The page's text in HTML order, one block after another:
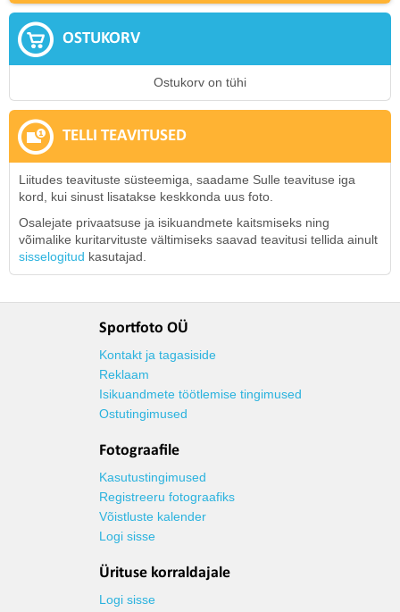
OSTUKORV
Ostukorv on tühi
TELLI TEAVITUSED
Liitudes teavituste süsteemiga, saadame Sulle teavituse iga
kord, kui sinust lisatakse keskkonda uus foto.
Osalejate privaatsuse ja isikuandmete kaitsmiseks ning
võimalike kuritarvituste vältimiseks saavad teavitusi tellida ainult
sisselogitud kasutajad.
Sportfoto OÜ
Kontakt ja tagasiside
Reklaam
Isikuandmete töötlemise tingimused
Ostutingimused
Fotograafile
Kasutustingimused
Registreeru fotograafiks
Võistluste kalender
Logi sisse
Ürituse korraldajale
Logi sisse